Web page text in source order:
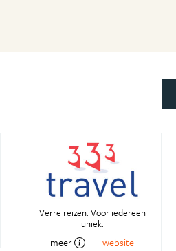
Verre reizen. Voor iedereen
uniek.
meer website